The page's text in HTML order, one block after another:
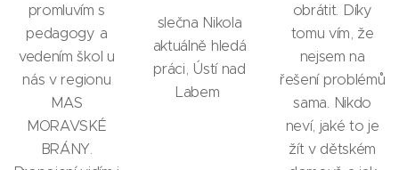
promluvím s
pedagogy a
vedením škol u
nás v regionu
MAS
MORAVSKÉ
BRÁNY.
slečna Nikola
aktuálně hledá
práci, Ústí nad
Labem
obrátit. Díky
tomu vím, že
nejsem na
řešení problémů
sama. Nikdo
neví, jaké to je
žít v dětském